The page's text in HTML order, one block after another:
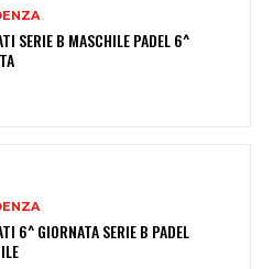
SERIE B MASCHILE PADEL 6^
6^ GIORNATA SERIE B PADEL